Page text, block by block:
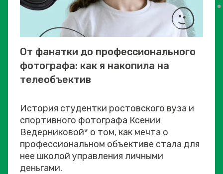
От фанатки до профессионального
фотографа: как я накопила на
телеобъектив
История студентки ростовского вуза и
спортивного фотографа Ксении
Ведерниковой* о том, как мечта о
профессиональном объективе стала для
нее школой управления личными
деньгами.